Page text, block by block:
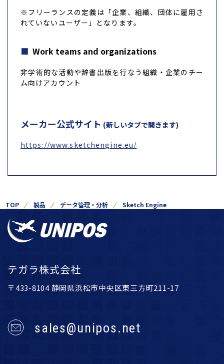
※フリーランスの定義は「企業、組織、団体に雇用さ
れていないユーザー」となります。
Work teams and organizations
非学術的な活動や辞書出版を行なう組織・企業のチー
ム向けアカウント
メーカー公式サイト (新しいタブで開きます)
https://www.sketchengine.eu/
TOP 製品 データ管理・分析 Sketch Engine
テガラ株式会社
〒433-8104 静岡県浜松市中央区東三方町211-17
sales@unipos.net